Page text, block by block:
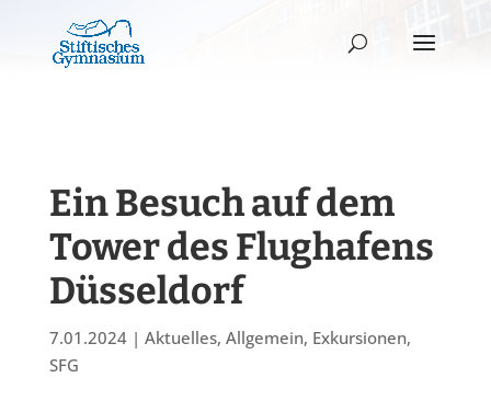
Ein Besuch auf dem
Tower des Flughafens
Düsseldorf
7.01.2024| Aktuelles, Allgemein, Exkursionen,
SFG